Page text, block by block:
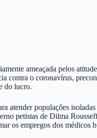
ameaçada pelos
contra o coronavírus,
do lucro.
atender populações
petistas de Dilma
os empregos dos